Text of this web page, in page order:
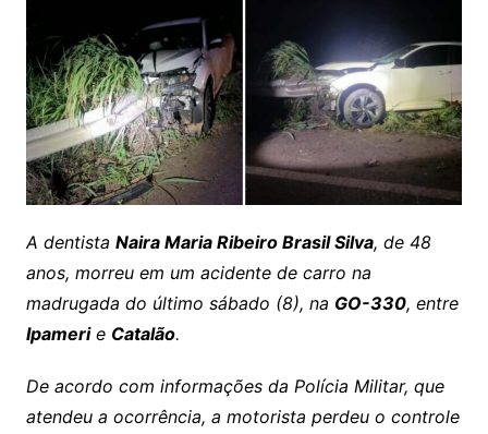
A dentista Naira Maria Ribeiro Brasil Silva, de 48
anos, morreu em um acidente de carro na
madrugada do último sábado (8), na GO-330, entre
Ipamerie Catalão.
De acordo com informações da Polícia Militar, que
atendeu a ocorrência, a motorista perdeu o controle